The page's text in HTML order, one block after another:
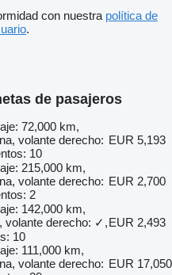
con nuestra política de
.
de pasajeros
72,000 km,
volante derecho:
10
EUR 5,193
215,000 km,
volante derecho:
2
EUR 2,700
142,000 km,
volante derecho: ✓,
10
EUR 2,493
111,000 km,
volante derecho: EUR 17,050